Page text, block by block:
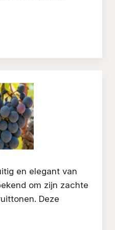
en elegant van
om zijn zachte
Deze